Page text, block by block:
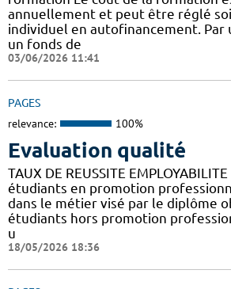
annuellement et peut être réglé
individuel en autofinancement. Par
un fonds de
03/06/2026 11:41
PAGES
relevance: 100%
Evaluation qualité
TAUX DE REUSSITE
étudiants en promotion
dans le métier visé par le diplôme
étudiants hors promotion
u
18/05/2026 18:36